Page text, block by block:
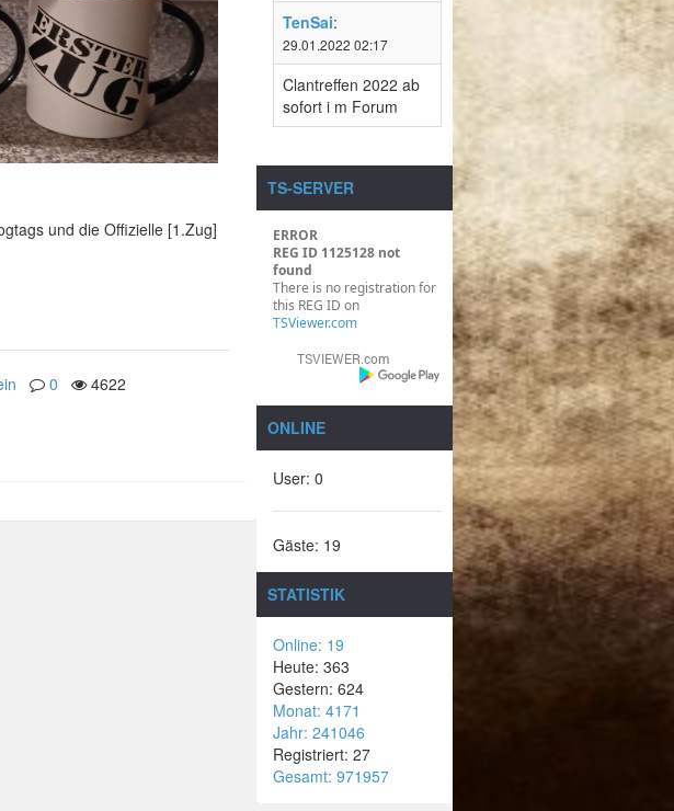
und die Offizielle [1.Zug]
0 4622
TenSai:
29.01.2022 02:17
Clantreffen 2022 ab
sofort i m Forum
TS-SERVER
ERROR
REG ID 1125128 not
found
There is no registration for
this REG ID on
TSViewer.com
ONLINE
User: 0
Gäste: 19
STATISTIK
Online: 19
Heute: 363
Gestern: 624
Monat: 4171
Jahr: 241046
Registriert: 27
Gesamt: 971957